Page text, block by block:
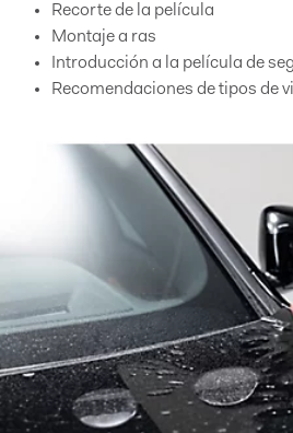
Recorte de la película
Montaje a ras
Introducción a la película de
Recomendaciones de tipos de